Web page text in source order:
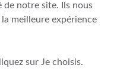
notre site. Ils nous
meilleure expérience
sur Je choisis.